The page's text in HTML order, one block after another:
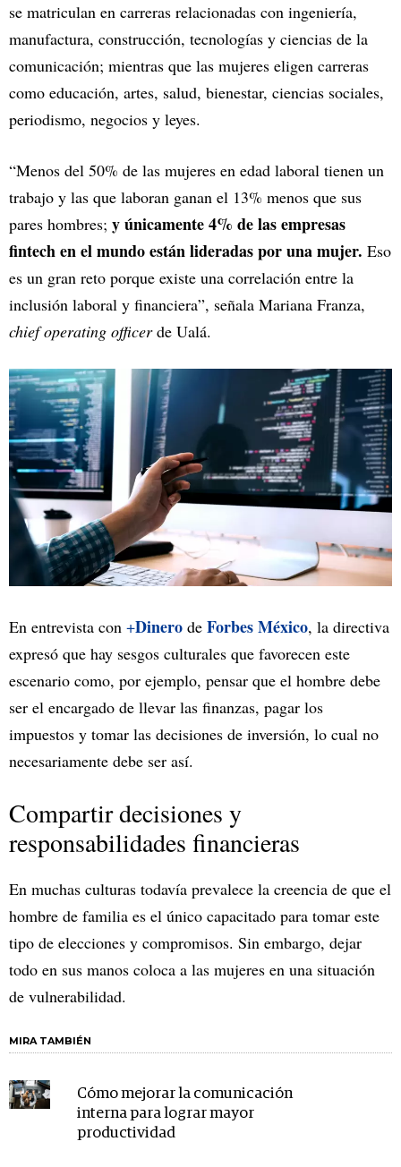
se matriculan en carreras relacionadas con ingeniería,
manufactura, construcción, tecnologías y ciencias de la
comunicación; mientras que las mujeres eligen carreras
como educación, artes, salud, bienestar, ciencias sociales,
periodismo, negocios y leyes.
“Menos del 50% de las mujeres en edad laboral tienen un
trabajo y las que laboran ganan el 13% menos que sus
pares hombres; y únicamente 4% de las empresas
fintech en el mundo están lideradas por una mujer. Eso
es un gran reto porque existe una correlación entre la
inclusión laboral y financiera”, señala Mariana Franza,
chief operating officerde Ualá.
En entrevista con +Dinero de Forbes México, la directiva
expresó que hay sesgos culturales que favorecen este
escenario como, por ejemplo, pensar que el hombre debe
ser el encargado de llevar las finanzas, pagar los
impuestos y tomar las decisiones de inversión, lo cual no
necesariamente debe ser así.
Compartir decisiones y
responsabilidades financieras
En muchas culturas todavía prevalece la creencia de que el
hombre de familia es el único capacitado para tomar este
tipo de elecciones y compromisos. Sin embargo, dejar
todo en sus manos coloca a las mujeres en una situación
de vulnerabilidad.
MIRA TAMBIÉN
Cómo mejorar la comunicación
interna para lograr mayor
productividad